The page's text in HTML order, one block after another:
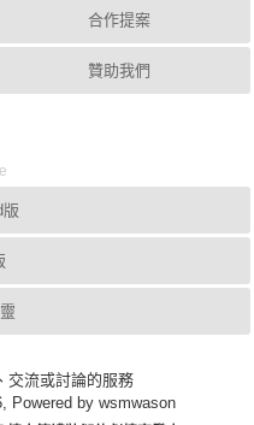
合作提案
贊助我們
版
交流或討論的服務
Powered by wsmwason